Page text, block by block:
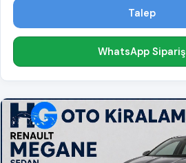
Talep
WhatsApp Sipariş